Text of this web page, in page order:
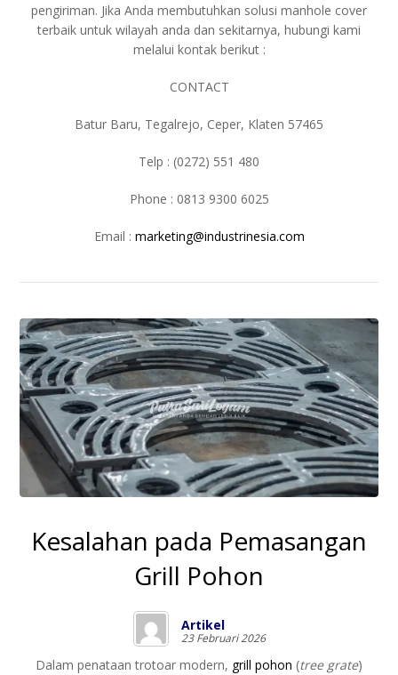
pengiriman. Jika Anda membutuhkan solusi manhole cover
terbaik untuk wilayah anda dan sekitarnya, hubungi kami
melalui kontak berikut :
CONTACT
Batur Baru, Tegalrejo, Ceper, Klaten 57465
Telp : (0272) 551 480
Phone : 0813 9300 6025
Email : marketing@industrinesia.com
Kesalahan pada Pemasangan
Grill Pohon
Artikel
23 Februari 2026
Dalam penataan trotoar modern, grill pohon (tree grate)